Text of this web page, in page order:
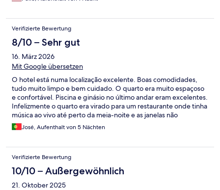
Verifizierte Bewertung
8/10 – Sehr gut
16. März 2026
Mit Google übersetzen
O hotel está numa localização excelente. Boas comodidades,
tudo muito limpo e bem cuidado. O quarto era muito espaçoso
e confortável. Piscina e ginásio no último andar eram excelentes.
Infelizmente o quarto era virado para um restaurante onde tinha
música ao vivo até perto da meia-noite e as janelas não
absorvem nada o som. O pequeno almoço tinha pouca
variedade para um europeu, mas as omeletes eram muitos boas.
José, Aufenthalt von 5 Nächten
Verifizierte Bewertung
10/10 – Außergewöhnlich
21. Oktober 2025